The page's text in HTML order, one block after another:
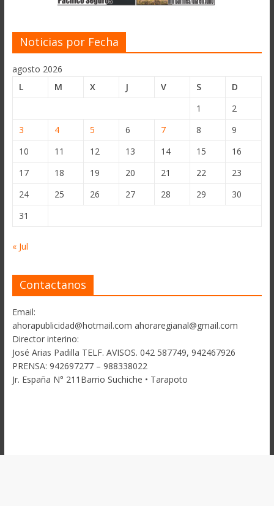
Noticias por Fecha
agosto 2026
L
M X J V S
D
1
2
3
4 5 6 7 8
9
10
11 12 13 14 15
16
17
18 19 20 21 22
23
24
25 26 27 28 29
30
31
« Jul
Contactanos
Email:
ahorapublicidad@hotmail.com ahoraregianal@gmail.com
Director interino:
José Arias Padilla TELF. AVISOS. 042 587749, 942467926
PRENSA: 942697277 – 988338022
Jr. España N° 211Barrio Suchiche • Tarapoto